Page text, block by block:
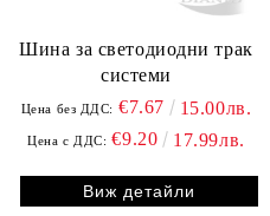
Шина за светодиодни трак
системи
Цена без ДДС: €7.67 15.00лв.
Цена с ДДС: €9.20 17.99лв.
Виж детайли